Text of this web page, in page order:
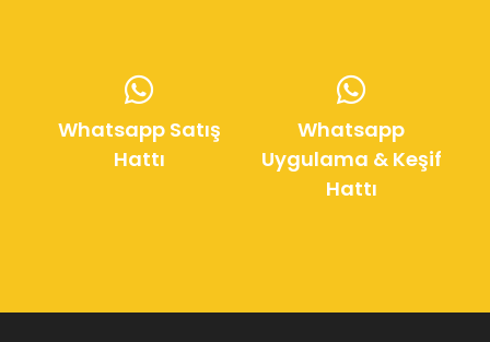
Whatsapp Satış
Hattı
Whatsapp
Uygulama & Keşif
Hattı